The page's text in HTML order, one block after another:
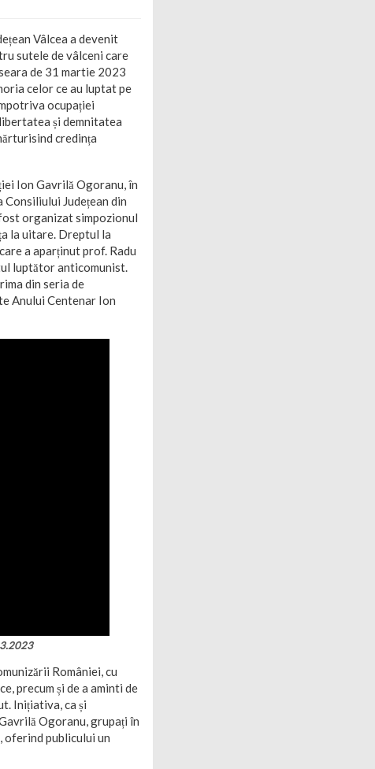
Vâlcea a devenit
sutele de vâlceni care
de 31 martie 2023
celor ce au luptat pe
ocupației
și demnitatea
credința
Ion Gavrilă Ogoranu, în
Județean din
organizat simpozionul
la uitare. Dreptul la
a aparținut prof. Radu
luptător anticomunist.
din seria de
Anului Centenar Ion
României, cu
precum și de a aminti de
Inițiativa, ca și
Ogoranu, grupați în
oferind publicului un